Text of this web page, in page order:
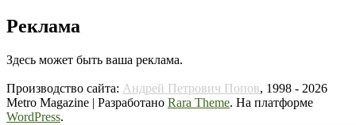
Реклама
Здесь может быть ваша реклама.
Производство сайта: Андрей Петрович Попов, 1998 - 2026
Metro Magazine | Разработано Rara Theme. На платформе
WordPress.